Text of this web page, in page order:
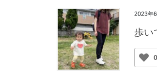
2023年
歩い
0